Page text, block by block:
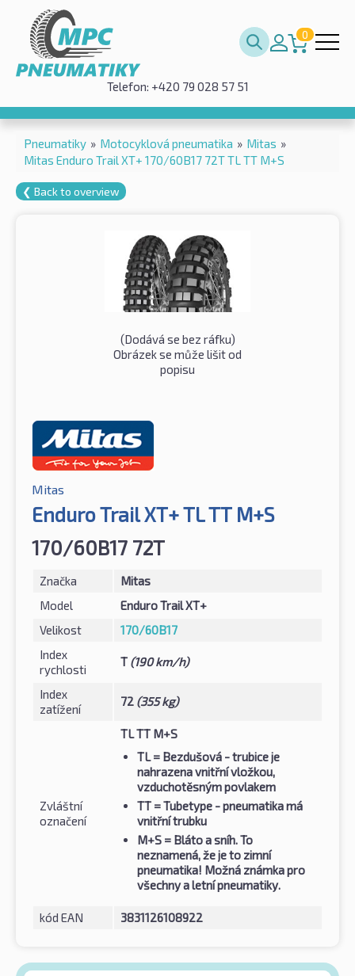
0
Telefon: +420 79 028 57 51
Pneumatiky » Motocyklová pneumatika » Mitas »
Mitas Enduro Trail XT+ 170/60B17 72T TL TT M+S
❮ Back to overview
(Dodává se bez ráfku)
Obrázek se může lišit od
popisu
Mitas
Enduro Trail XT+ TL TT M+S
170/60B17 72T
Značka
Mitas
Model
Enduro Trail XT+
Velikost
170/60B17
Index
rychlosti
T (190 km/h)
Index
zatížení
72 (355 kg)
Zvláštní
označení
TL TT M+S
TL= Bezdušová - trubice je
nahrazena vnitřní vložkou,
vzduchotěsným povlakem
TT = Tubetype - pneumatika má
vnitřní trubku
M+S = Bláto a sníh. To
neznamená, že je to zimní
pneumatika! Možná známka pro
všechny a letní pneumatiky.
kód EAN 3831126108922